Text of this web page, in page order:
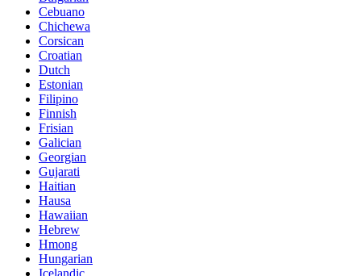
Cebuano
Chichewa
Corsican
Croatian
Dutch
Estonian
Filipino
Finnish
Frisian
Galician
Georgian
Gujarati
Haitian
Hausa
Hawaiian
Hebrew
Hmong
Hungarian